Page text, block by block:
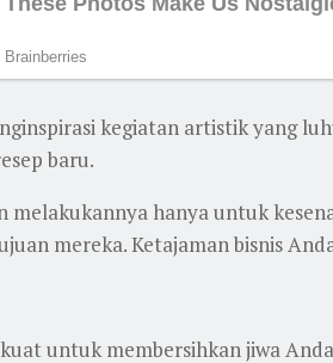
kegiatan artistik yang
baru.
hanya untuk
mereka. Ketajaman bisnis
untuk membersihkan jiwa